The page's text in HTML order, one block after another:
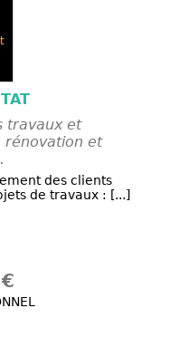
travaux et
rénovation et
des clients
de travaux : [...]